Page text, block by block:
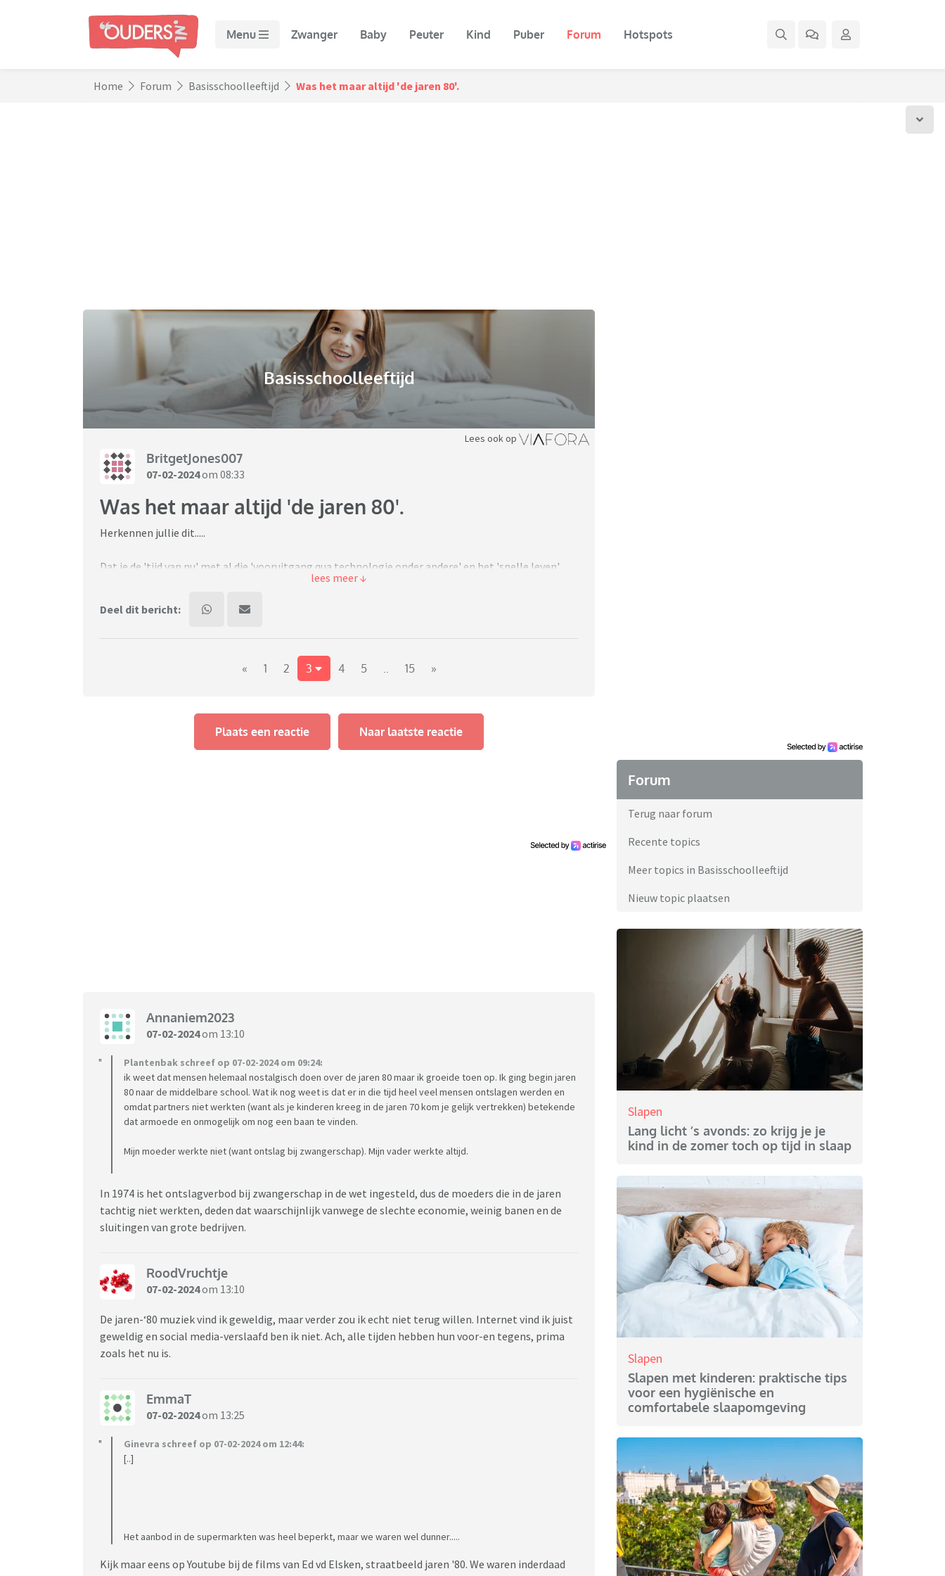
Menu Zwanger Baby Peuter Kind Puber Forum Hotspots
Home Forum Basisschoolleeftijd Was het maar altijd 'de jaren 80'.
Basisschoolleeftijd
Lees ook op
BritgetJones007
07-02-2024om 08:33
Was het maar altijd 'de jaren 80'.
Herkennen jullie dit.....
Dat je de 'tijd van nu' met al die 'vooruitgang qua technologie onder andere' en het 'snelle leven',
dat je dan bij jezelf denkt dat je dit juist 'achteruitgang' vindt?
Dat je de tijdsgeest mist van de jaren 80 en vooruit, ook de jaren 90. De gezelligheid, de
Deel dit bericht:
« 1 2 3 4 5 .. 15 »
Plaats een reactie Naar laatste reactie
Annaniem2023
07-02-2024om 13:10
Plantenbak schreef op 07-02-2024 om 09:24:
ik weet dat mensen helemaal nostalgisch doen over de jaren 80 maar ik groeide toen op. Ik ging begin jaren
80 naar de middelbare school. Wat ik nog weet is dat er in die tijd heel veel mensen ontslagen werden en
omdat partners niet werkten (want als je kinderen kreeg in de jaren 70 kom je gelijk vertrekken) betekende
dat armoede en onmogelijk om nog een baan te vinden.
Mijn moeder werkte niet (want ontslag bij zwangerschap). Mijn vader werkte altijd.
In 1974 is het ontslagverbod bij zwangerschap in de wet ingesteld, dus de moeders die in de jaren
tachtig niet werkten, deden dat waarschijnlijk vanwege de slechte economie, weinig banen en de
sluitingen van grote bedrijven.
RoodVruchtje
07-02-2024om 13:10
De jaren-‘80 muziek vind ik geweldig, maar verder zou ik echt niet terug willen. Internet vind ik juist
geweldig en social media-verslaafd ben ik niet. Ach, alle tijden hebben hun voor-en tegens, prima
zoals het nu is.
EmmaT
07-02-2024om 13:25
Ginevra schreef op 07-02-2024 om 12:44:
[..]
Het aanbod in de supermarkten was heel beperkt, maar we waren wel dunner.....
Kijk maar eens op Youtube bij de films van Ed vd Elsken, straatbeeld jaren '80. We waren inderdaad
Forum
Terug naar forum
Recente topics
Meer topics in Basisschoolleeftijd
Nieuw topic plaatsen
Slapen
Lang licht ’s avonds: zo krijg je je
kind in de zomer toch op tijd in slaap
Slapen
Slapen met kinderen: praktische tips
voor een hygiënische en
comfortabele slaapomgeving